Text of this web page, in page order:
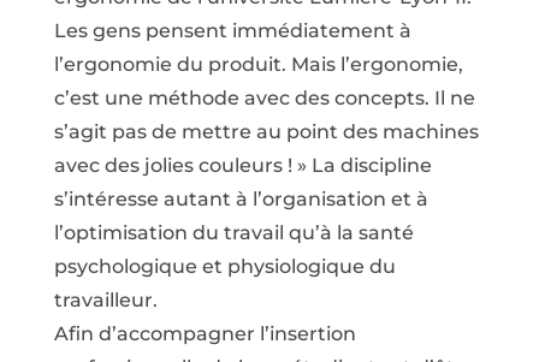
Les gens pensent immédiatement à
l’ergonomie du produit. Mais l’ergonomie,
c’est une méthode avec des concepts. Il ne
s’agit pas de mettre au point des machines
avec des jolies couleurs ! » La discipline
s’intéresse autant à l’organisation et à
l’optimisation du travail qu’à la santé
psychologique et physiologique du
travailleur.
Afin d’accompagner l’insertion